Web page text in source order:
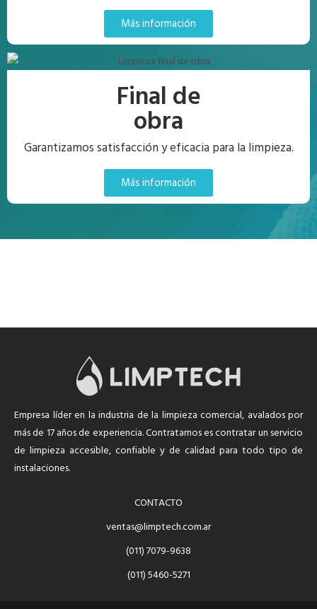
Más información
Final de
obra
Garantizamos satisfacción y eficacia para la limpieza.
Más información
Empresa líder en la industria de la limpieza comercial, avalados por
más de 17 años de experiencia. Contratarnos es contratar un servicio
de limpieza accesible, confiable y de calidad para todo tipo de
instalaciones.
CONTACTO
ventas@limptech.com.ar
(011) 7079-9638
(011) 5460-5271